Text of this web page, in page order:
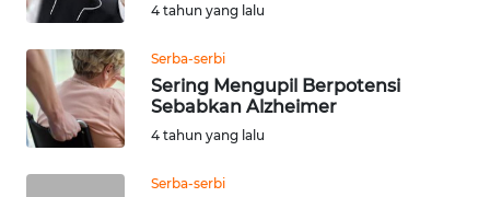
4 tahun yang lalu
Serba-serbi
Sering Mengupil Berpotensi
Sebabkan Alzheimer
4 tahun yang lalu
Serba-serbi
WN
SUMUT
WN
JAKARTA